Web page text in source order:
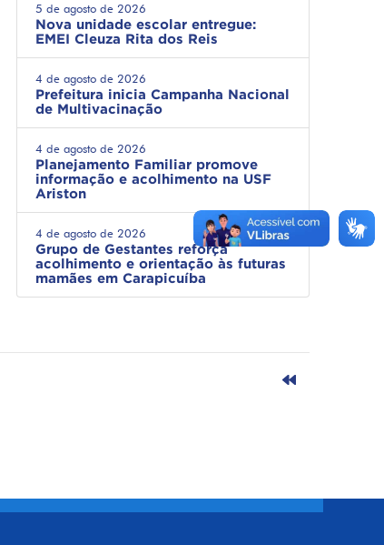
5 de agosto de 2026
Nova unidade escolar entregue:
EMEI Cleuza Rita dos Reis
4 de agosto de 2026
Prefeitura inicia Campanha Nacional
de Multivacinação
4 de agosto de 2026
Planejamento Familiar promove
informação e acolhimento na USF
Ariston
4 de agosto de 2026
Grupo de Gestantes reforça
acolhimento e orientação às futuras
mamães em Carapicuíba